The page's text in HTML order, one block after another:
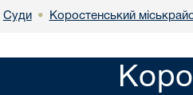
Суди • Коростенський